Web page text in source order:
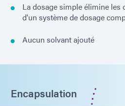
La dosage simple élimine les
d'un système de dosage
Aucun solvant ajouté
Encapsulation